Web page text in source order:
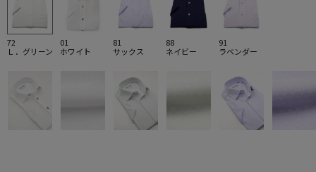
72
Ｌ．グリーン
01
ホワイト
81
サックス
88
ネイビー
91
ラベンダー